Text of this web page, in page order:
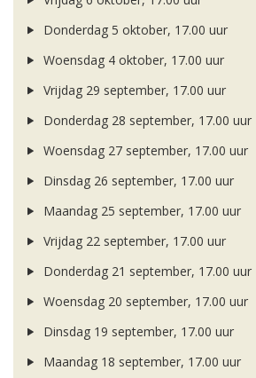
Donderdag 5 oktober, 17.00 uur
Woensdag 4 oktober, 17.00 uur
Vrijdag 29 september, 17.00 uur
Donderdag 28 september, 17.00 uur
Woensdag 27 september, 17.00 uur
Dinsdag 26 september, 17.00 uur
Maandag 25 september, 17.00 uur
Vrijdag 22 september, 17.00 uur
Donderdag 21 september, 17.00 uur
Woensdag 20 september, 17.00 uur
Dinsdag 19 september, 17.00 uur
Maandag 18 september, 17.00 uur